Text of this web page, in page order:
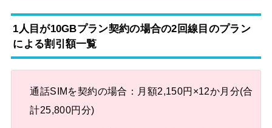
1人目が10GBプラン契約の場合の2回線目のプラン
による割引額一覧
通話SIMを契約の場合：月額2,150円×12か月分(合
計25,800円分)